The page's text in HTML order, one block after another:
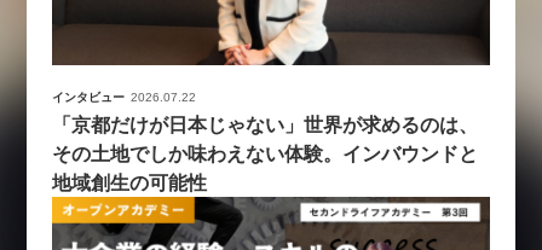
インタビュー 2026.07.22
「京都だけが日本じゃない」世界が求めるのは、
その土地でしか味わえない体験。インバウンドと
地域創生の可能性